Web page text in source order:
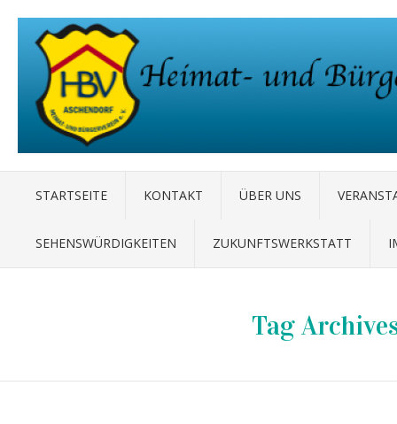
STARTSEITE KONTAKT ÜBER UNS
SEHENSWÜRDIGKEITEN ZUKUNFTSWERKSTATT
Tag